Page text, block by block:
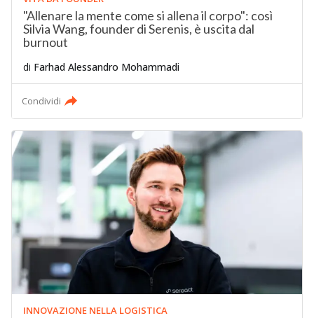
"Allenare la mente come si allena il corpo": così
Silvia Wang, founder di Serenis, è uscita dal
burnout
di Farhad Alessandro Mohammadi
Condividi
INNOVAZIONE NELLA LOGISTICA